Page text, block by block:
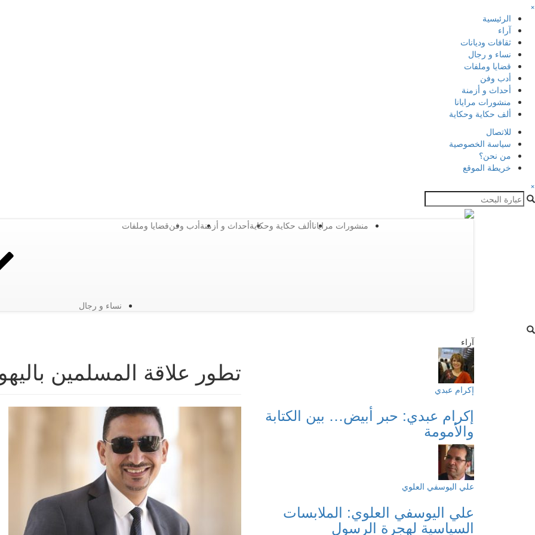
×
الرئيسية
آراء
ثقافات وديانات
نساء و رجال
قضايا وملفات
أدب وفن
أحداث و أزمنة
منشورات مرايانا
ألف حكاية وحكاية
للاتصال
سياسة الخصوصية
من نحن؟
خريطة الموقع
×
نساء و رجال
قضايا وملفاتأدب وفنأحداث و أزمنةألف حكاية وحكايةمنشورات مرايانا
تطور علاقة المسلمين
آراء
إكرام عبدي
إكرام عبدي: حبر أبيض… بين الكتابة
والأمومة
علي اليوسفي العلوي
علي اليوسفي العلوي: الملابسات
السياسية لهجرة الرسول